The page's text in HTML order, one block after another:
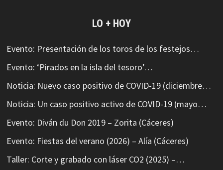
LO + HOY
Evento: Presentación de los toros de los festejos…
Evento: ‘Pirados en la isla del tesoro’…
Noticia: Nuevo caso positivo de COVID-19 (diciembre…
Noticia: Un caso positivo activo de COVID-19 (mayo…
Evento: Diván du Don 2019 – Zorita (Cáceres)
Evento: Fiestas del verano (2026) – Alía (Cáceres)
Taller: Corte y grabado con láser CO2 (2025) –…